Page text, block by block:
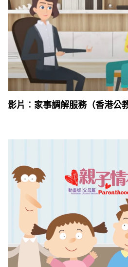
影片︰家事調解服務（香港公